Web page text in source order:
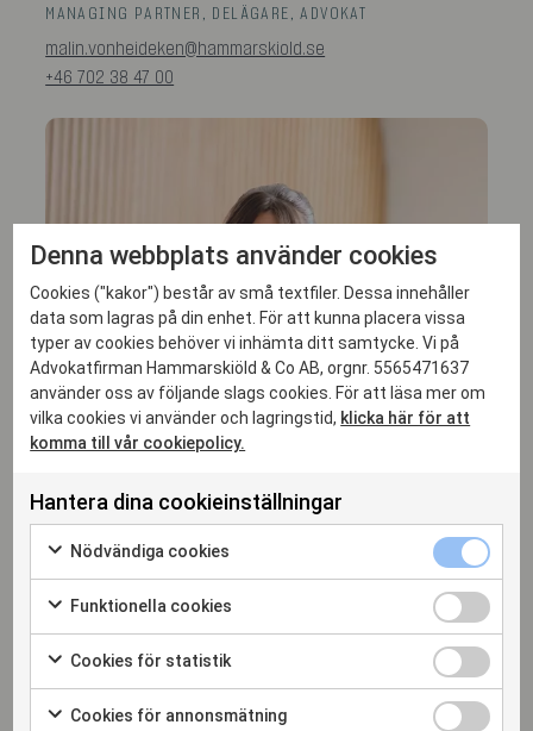
MANAGING PARTNER, DELÄGARE, ADVOKAT
malin.vonheideken@hammarskiold.se
+46 702 38 47 00
DELÄGARE, ADVOKAT
sofia.falkner@hammarskiold.se
+46 708 94 40 43
Denna webbplats använder cookies
Cookies ("kakor") består av små textfiler. Dessa innehåller
data som lagras på din enhet. För att kunna placera vissa
typer av cookies behöver vi inhämta ditt samtycke. Vi på
Advokatfirman Hammarskiöld & Co AB, orgnr. 5565471637
använder oss av följande slags cookies. För att läsa mer om
vilka cookies vi använder och lagringstid, klicka här för att
komma till vår cookiepolicy.
Hantera dina cookieinställningar
Nödvändiga cookies
Funktionella cookies
Cookies för statistik
Cookies för annonsmätning